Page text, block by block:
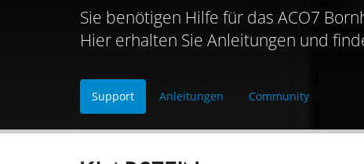
Sie benötigen Hilfe für das ACO7
Hier erhalten Sie Anleitungen und
Support Anleitungen Community